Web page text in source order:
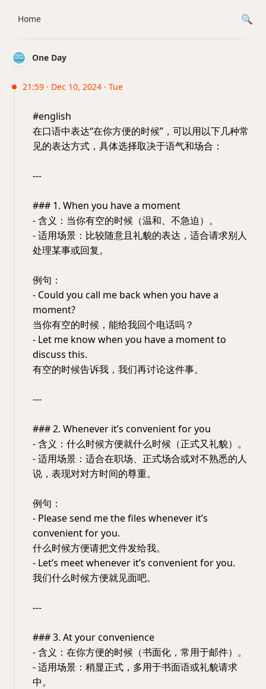
One Day
21:59 · Dec 10, 2024 · Tue
#english
在口语中表达“在你方便的时候”，可以用以下几种常
见的表达方式，具体选择取决于语气和场合：
---
### 1. When you have a moment
- 含义：当你有空的时候（温和、不急迫）。
- 适用场景：比较随意且礼貌的表达，适合请求别人
处理某事或回复。
例句：
- Could you call me back when you have a
moment?
当你有空的时候，能给我回个电话吗？
- Let me know when you have a moment to
discuss this.
有空的时候告诉我，我们再讨论这件事。
---
### 2. Whenever it’s convenient for you
- 含义：什么时候方便就什么时候（正式又礼貌）。
- 适用场景：适合在职场、正式场合或对不熟悉的人
说，表现对对方时间的尊重。
例句：
- Please send me the files whenever it’s
convenient for you.
什么时候方便请把文件发给我。
- Let’s meet whenever it’s convenient for you.
我们什么时候方便就见面吧。
---
### 3. At your convenience
- 含义：在你方便的时候（书面化，常用于邮件）。
- 适用场景：稍显正式，多用于书面语或礼貌请求
中。
Home